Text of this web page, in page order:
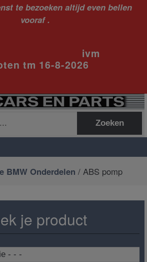
te bezoeken altijd even bellen
vooraf .
tm 16-8-2026
Zoeken
BMW Onderdelen / ABS pomp
je product